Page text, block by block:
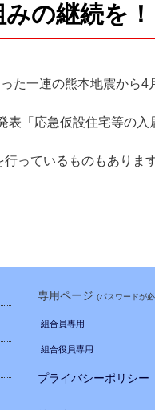
の継続を！
た一連の熊本地震から4
表「応急仮設住宅等の入
っているものもあります
専用ページ(パスワードが
組合員専用
組合役員専用
プライバシーポリシー